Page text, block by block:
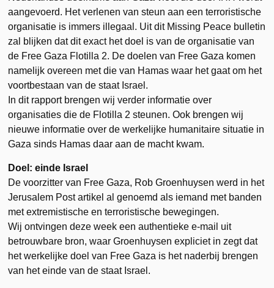
aangevoerd. Het verlenen van steun aan een terroristische
organisatie is immers illegaal. Uit dit Missing Peace bulletin
zal blijken dat dit exact het doel is van de organisatie van
de Free Gaza Flotilla 2. De doelen van Free Gaza komen
namelijk overeen met die van Hamas waar het gaat om het
voortbestaan van de staat Israel.
In dit rapport brengen wij verder informatie over
organisaties die de Flotilla 2 steunen. Ook brengen wij
nieuwe informatie over de werkelijke humanitaire situatie in
Gaza sinds Hamas daar aan de macht kwam.
Doel: einde Israel
De voorzitter van Free Gaza, Rob Groenhuysen werd in het
Jerusalem Post artikel al genoemd als iemand met banden
met extremistische en terroristische bewegingen.
Wij ontvingen deze week een authentieke e-mail uit
betrouwbare bron, waar Groenhuysen expliciet in zegt dat
het werkelijke doel van Free Gaza is het naderbij brengen
van het einde van de staat Israel.